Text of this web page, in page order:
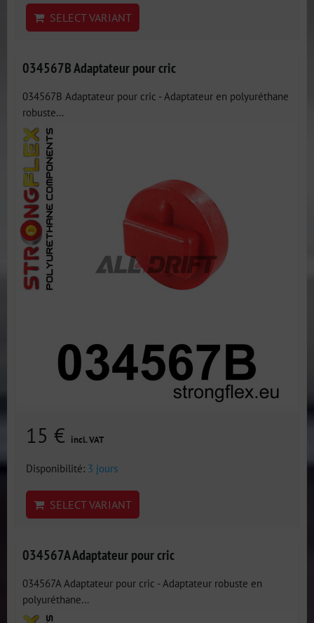
SELECT VARIANT
034567B Adaptateur pour cric
034567B Adaptateur pour cric - Adaptateur en polyuréthane
robuste...
15 € incl. VAT
Disponibilité: 3 jours
SELECT VARIANT
034567A Adaptateur pour cric
034567A Adaptateur pour cric - Adaptateur robuste en
polyuréthane...